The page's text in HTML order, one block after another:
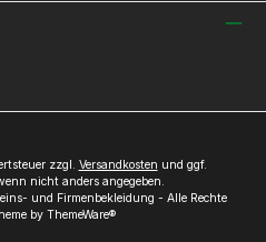
zzgl. Versandkosten und ggf.
nicht anders angegeben.
und Firmenbekleidung - Alle Rechte
by ThemeWare®